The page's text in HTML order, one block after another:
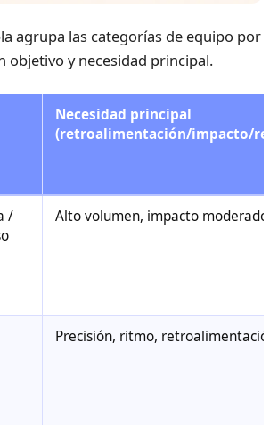
agrupa las categorías de equipo por
objetivo y necesidad principal.
Necesidad principal
(retroalimentación/impacto/
/
Alto volumen, impacto moderado
Precisión, ritmo, retroalimentación